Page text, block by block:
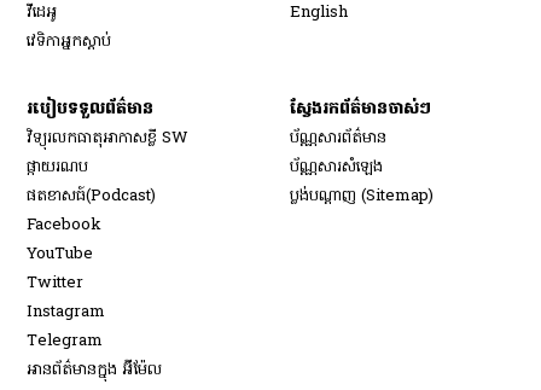
វីដេអូ
វេទិកា​អ្នក​ស្ដាប់
English
របៀប​ទទួល​ព័ត៌មាន​
វិទ្យុ​រលក​ធាតុអាកាស​ខ្លី SW
​ផ្កាយ​រណប
​ផតខាសធ៍(Podcast)
Facebook
YouTube
Twitter
Instagram
Telegram
អានព័ត៌មានក្នុង អ៊ីម៉ែល
ស្វែងរកព័ត៌មានចាស់ៗ
ប័ណ្ណសារ​ព័ត៌មាន​
ប័ណ្ណសារ​សំឡេង
ប្លង់បណ្តាញ (Sitemap)